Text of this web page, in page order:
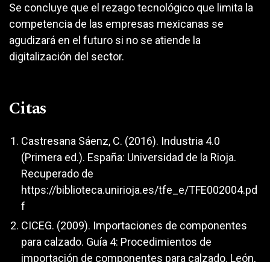
Se concluye que el rezago tecnológico que limita la
competencia de las empresas mexicanas se
agudizará en el futuro si no se atiende la
digitalización del sector.
Citas
Castresana Sáenz, C. (2016). Industria 4.0
(Primera ed.). España: Universidad de la Rioja.
Recuperado de
https://biblioteca.unirioja.es/tfe_e/TFE002004.pd
f
CICEG. (2009). Importaciones de componentes
para calzado. Guía 4: Procedimientos de
importación de componentes para calzado. León,